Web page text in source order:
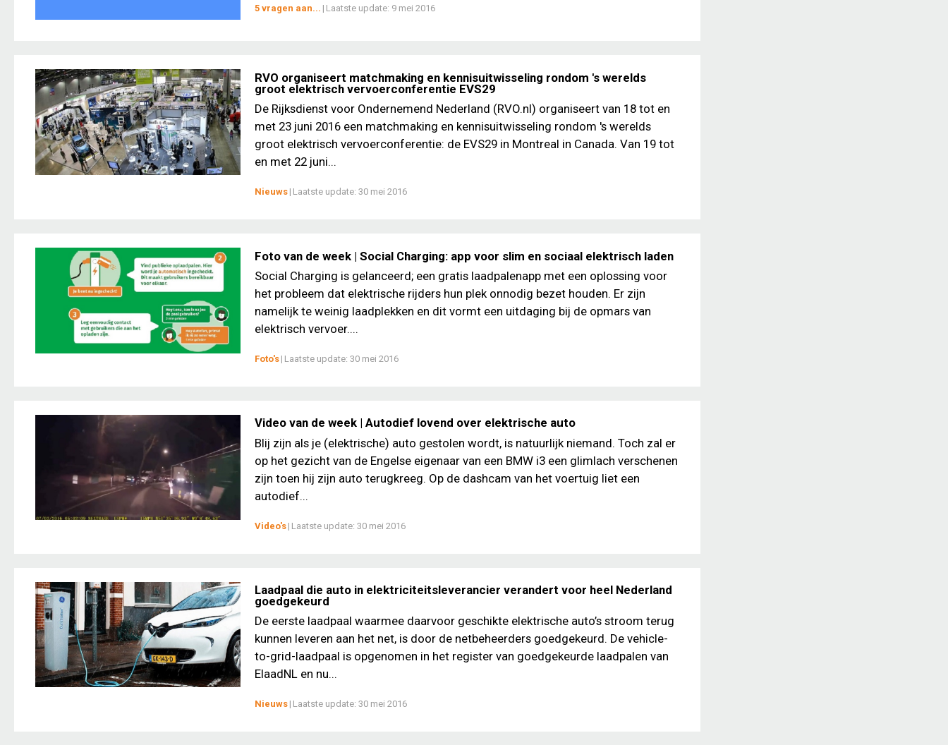
5 vragen aan... | Laatste update: 9 mei 2016
RVO organiseert matchmaking en kennisuitwisseling rondom 's werelds
groot elektrisch vervoerconferentie EVS29
De Rijksdienst voor Ondernemend Nederland (RVO.nl) organiseert van 18 tot en
met 23 juni 2016 een matchmaking en kennisuitwisseling rondom 's werelds
groot elektrisch vervoerconferentie: de EVS29 in Montreal in Canada. Van 19 tot
en met 22 juni...
Nieuws | Laatste update: 30 mei 2016
Foto van de week | Social Charging: app voor slim en sociaal elektrisch laden
Social Charging is gelanceerd; een gratis laadpalenapp met een oplossing voor
het probleem dat elektrische rijders hun plek onnodig bezet houden. Er zijn
namelijk te weinig laadplekken en dit vormt een uitdaging bij de opmars van
elektrisch vervoer....
Foto's | Laatste update: 30 mei 2016
Video van de week | Autodief lovend over elektrische auto
Blij zijn als je (elektrische) auto gestolen wordt, is natuurlijk niemand. Toch zal er
op het gezicht van de Engelse eigenaar van een BMW i3 een glimlach verschenen
zijn toen hij zijn auto terugkreeg. Op de dashcam van het voertuig liet een
autodief...
Video's | Laatste update: 30 mei 2016
Laadpaal die auto in elektriciteitsleverancier verandert voor heel Nederland
goedgekeurd
De eerste laadpaal waarmee daarvoor geschikte elektrische auto’s stroom terug
kunnen leveren aan het net, is door de netbeheerders goedgekeurd. De vehicle-
to-grid-laadpaal is opgenomen in het register van goedgekeurde laadpalen van
ElaadNL en nu...
Nieuws | Laatste update: 30 mei 2016